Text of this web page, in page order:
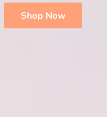
Shop Now